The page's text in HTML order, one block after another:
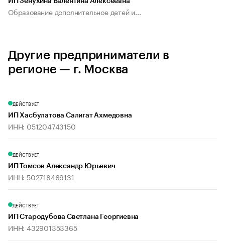
Образование дополнительное детей и...
Другие предприниматели в
регионе — г. Москва
ДЕЙСТВУЕТ
ИП Хасбулатова Салигат Ахмедовна
ИНН: 051204743150
ДЕЙСТВУЕТ
ИП Томсов Александр Юрьевич
ИНН: 502718469131
ДЕЙСТВУЕТ
ИП Стародубова Светлана Георгиевна
ИНН: 432901353365